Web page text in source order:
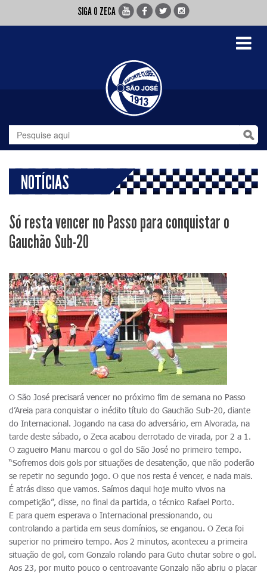
SIGA O ZECA
Toggle
NOTÍCIAS
Só resta vencer no Passo para conquistar o
Gauchão Sub-20
O São José precisará vencer no próximo fim de semana no Passo
d’Areia para conquistar o inédito título do Gauchão Sub-20, diante
do Internacional. Jogando na casa do adversário, em Alvorada, na
tarde deste sábado, o Zeca acabou derrotado de virada, por 2 a 1.
O zagueiro Manu marcou o gol do São José no primeiro tempo.
“Sofremos dois gols por situações de desatenção, que não poderão
se repetir no segundo jogo. O que nos resta é vencer, e nada mais.
É atrás disso que vamos. Saímos daqui hoje muito vivos na
competição”, disse, no final da partida, o técnico Rafael Porto.
E para quem esperava o Internacional pressionando, ou
controlando a partida em seus domínios, se enganou. O Zeca foi
superior no primeiro tempo. Aos 2 minutos, aconteceu a primeira
situação de gol, com Gonzalo rolando para Guto chutar sobre o gol.
Aos 23, por muito pouco o centroavante Gonzalo não abriu o placar